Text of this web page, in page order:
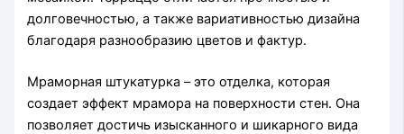
долговечностью, а также вариативностью дизайна
благодаря разнообразию цветов и фактур.
Мраморная штукатурка – это отделка, которая
создает эффект мрамора на поверхности стен. Она
позволяет достичь изысканного и шикарного вида